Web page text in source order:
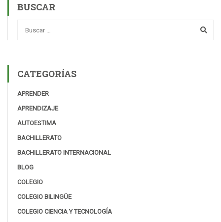
BUSCAR
CATEGORÍAS
APRENDER
APRENDIZAJE
AUTOESTIMA
BACHILLERATO
BACHILLERATO INTERNACIONAL
BLOG
COLEGIO
COLEGIO BILINGÜE
COLEGIO CIENCIA Y TECNOLOGÍA